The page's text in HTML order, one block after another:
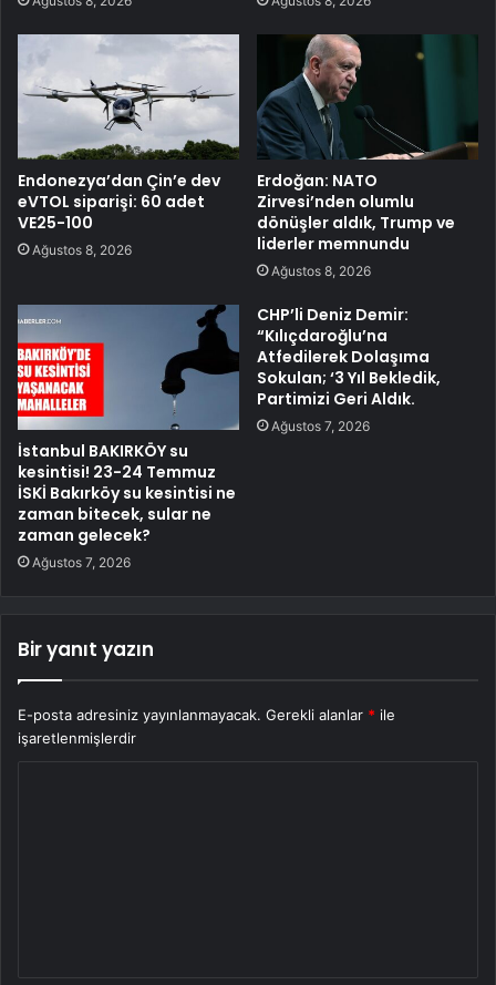
Endonezya’dan Çin’e dev
eVTOL siparişi: 60 adet
VE25-100
Ağustos 8, 2026
Erdoğan: NATO
Zirvesi’nden olumlu
dönüşler aldık, Trump ve
liderler memnundu
Ağustos 8, 2026
İstanbul BAKIRKÖY su
kesintisi! 23-24 Temmuz
İSKİ Bakırköy su kesintisi ne
zaman bitecek, sular ne
zaman gelecek?
Ağustos 7, 2026
CHP’li Deniz Demir:
“Kılıçdaroğlu’na
Atfedilerek Dolaşıma
Sokulan; ‘3 Yıl Bekledik,
Partimizi Geri Aldık.
Ağustos 7, 2026
Bir yanıt yazın
E-posta adresiniz yayınlanmayacak. Gerekli alanlar * ile
işaretlenmişlerdir